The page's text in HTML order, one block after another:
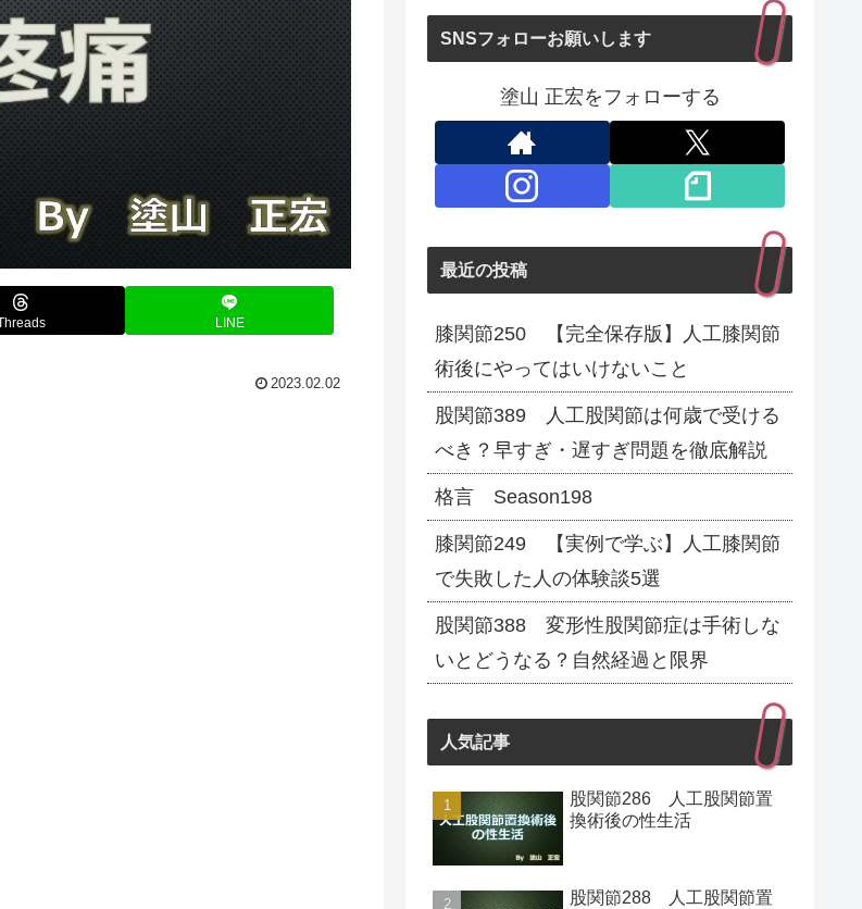
LINE
2023.02.02
SNSフォローお願いします
塗山 正宏をフォローする
最近の投稿
膝関節250 【完全保存版】人工膝関節
術後にやってはいけないこと
股関節389 人工股関節は何歳で受ける
べき？早すぎ・遅すぎ問題を徹底解説
格言 Season198
膝関節249 【実例で学ぶ】人工膝関節
で失敗した人の体験談5選
股関節388 変形性股関節症は手術しな
いとどうなる？自然経過と限界
人気記事
股関節286 人工股関節置
換術後の性生活
股関節288 人工股関節置